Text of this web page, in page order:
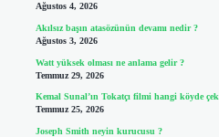
Ağustos 4, 2026
Akılsız başın atasözünün devamı nedir ?
Ağustos 3, 2026
Watt yüksek olması ne anlama gelir ?
Temmuz 29, 2026
Kemal Sunal’ın Tokatçı filmi hangi köyde
Temmuz 25, 2026
Joseph Smith neyin kurucusu ?